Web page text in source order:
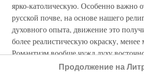
ярко-католическую. Особенно важно
русской почве, на основе нашего
духовного опыта, движение это
более реалистическую окраску, менее
Романтизм вообще чужд духу
нём всегда была насыщенность, не
Продолжение на